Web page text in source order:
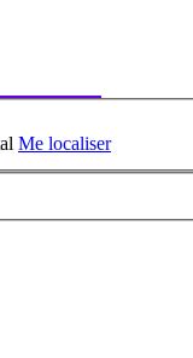
Me localiser